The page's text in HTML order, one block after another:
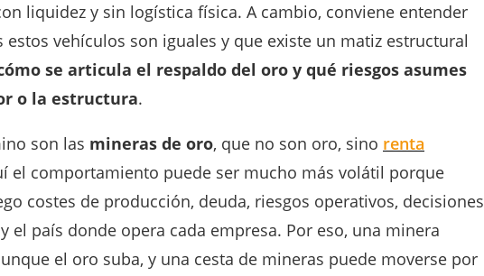
liquidez y sin logística física. A cambio, conviene entender
estos vehículos son iguales y que existe un matiz estructural
se articula el respaldo del oro y qué riesgos asumes
o la estructura.
son las mineras de oro, que no son oro, sino renta
el comportamiento puede ser mucho más volátil porque
costes de producción, deuda, riesgos operativos, decisiones
el país donde opera cada empresa. Por eso, una minera
el oro suba, y una cesta de mineras puede moverse por